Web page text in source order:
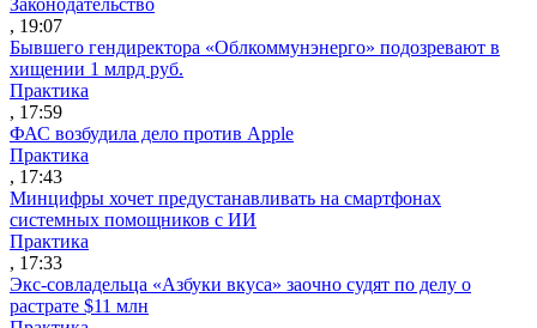
, 19:07
Бывшего гендиректора «Облкоммунэнерго» подозревают в
хищении 1 млрд руб.
Практика
, 17:59
ФАС возбудила дело против Apple
Практика
, 17:43
Минцифры хочет предустанавливать на смартфонах
системных помощников с ИИ
Практика
, 17:33
Экс-совладельца «Азбуки вкуса» заочно судят по делу о
растрате $11 млн